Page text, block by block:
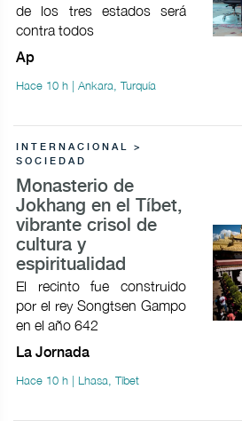
de los tres estados será
contra todos
Ap
Hace 10 h | Ankara, Turquía
INTERNACIONAL >
SOCIEDAD
Monasterio de
Jokhang en el Tíbet,
vibrante crisol de
cultura y
espiritualidad
El recinto fue construido
por el rey Songtsen Gampo
en el año 642
La Jornada
Hace 10 h | Lhasa, Tíbet